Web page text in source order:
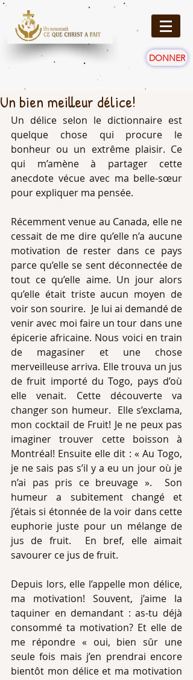
DONNER
Un bien meilleur délice!
Un délice selon le dictionnaire est
quelque chose qui procure le
bonheur ou un extrême plaisir. Ce
qui m’amène à partager cette
anecdote vécue avec ma belle-sœur
pour expliquer ma pensée.
Récemment venue au Canada, elle ne
cessait de me dire qu’elle n’a aucune
motivation de rester dans ce pays
parce qu’elle se sent déconnectée de
tout ce qu’elle aime. Un jour alors
qu’elle était triste aucun moyen de
voir son sourire.  Je lui ai demandé de
venir avec moi faire un tour dans une
épicerie africaine. Nous voici en train
de magasiner et une chose
merveilleuse arriva. Elle trouva un jus
de fruit importé du Togo, pays d’où
elle venait. Cette découverte va
changer son humeur.  Elle s’exclama,
mon cocktail de Fruit! Je ne peux pas
imaginer trouver cette boisson à
Montréal! Ensuite elle dit : « Au Togo,
je ne sais pas s’il y a eu un jour où je
n’ai pas pris ce breuvage ».  Son
humeur a subitement changé et
j’étais si étonnée de la voir dans cette
euphorie juste pour un mélange de
jus de fruit.  En bref, elle aimait
savourer ce jus de fruit.
Depuis lors, elle l’appelle mon délice,
ma motivation! Souvent, j’aime la
taquiner en demandant : as-tu déjà
consommé ta motivation? Et elle de
me répondre « oui, bien sûr une
seule fois mais j’en prendrai encore
bientôt mon délice et ma motivation